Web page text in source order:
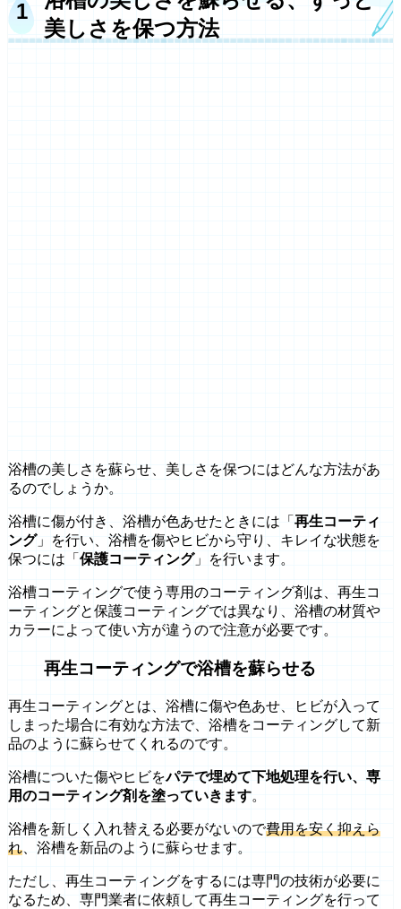
美しさを保つ方法
浴槽の美しさを蘇らせ、美しさを保つにはどんな方法があ
るのでしょうか。
浴槽に傷が付き、浴槽が色あせたときには「 再生コーティ
ング」を行い、浴槽を傷やヒビから守り、キレイな状態を
保つには「 保護コーティング」を行います。
浴槽コーティングで使う専用のコーティング剤は、再生コ
ーティングと保護コーティングでは異なり、浴槽の材質や
カラーによって使い方が違うので注意が必要です。
再生コーティングで浴槽を蘇らせる
再生コーティングとは、浴槽に傷や色あせ、ヒビが入って
しまった場合に有効な方法で、浴槽をコーティングして新
品のように蘇らせてくれるのです。
浴槽についた傷やヒビをパテで埋めて下地処理を行い、専
用のコーティング剤を塗っていきます。
浴槽を新しく入れ替える必要がないので費用を安く抑えら
れ 、浴槽を新品のように蘇らせます。
ただし、再生コーティングをするには専門の技術が必要に
なるため、専門業者に依頼して再生コーティングを行って